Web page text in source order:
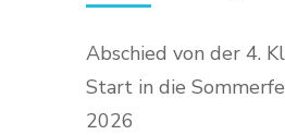
Abschied von der 4.
Start in die
2026